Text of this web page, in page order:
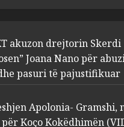
Apolonia- Gramshi,
procedim penal për
Kokëdhimën (VIDEO)
MARCH 27, 2025
FOTO/ Persona të
akuzon drejtorin Skerdi
Joana Nano për
pasuri të pajustifikuar
Apolonia- Gramshi,
Koço Kokëdhimën